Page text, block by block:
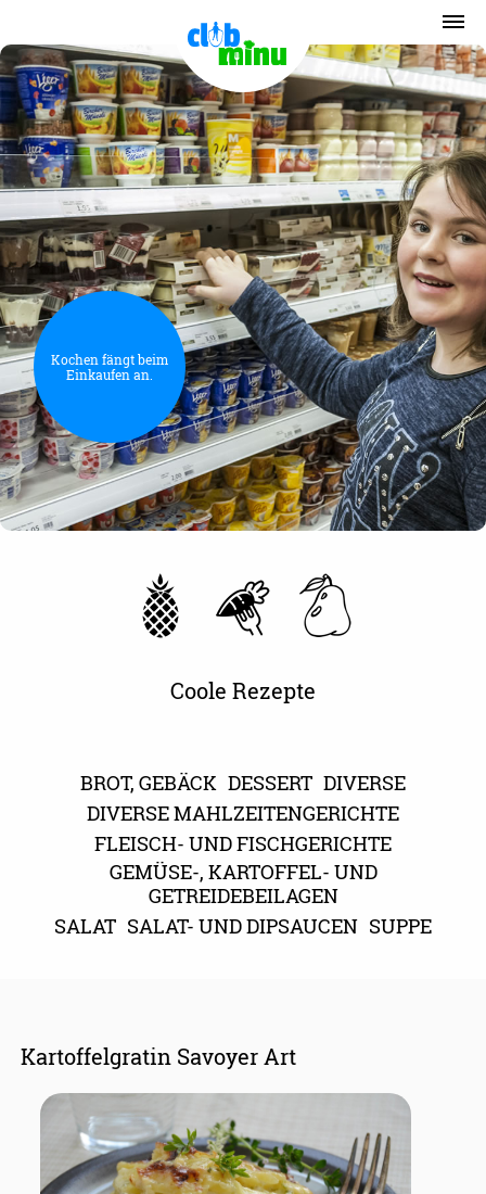
Kochen fängt beim
Einkaufen an.
Coole Rezepte
BROT, GEBÄCK DESSERT DIVERSE
DIVERSE MAHLZEITENGERICHTE
FLEISCH- UND FISCHGERICHTE
GEMÜSE-, KARTOFFEL- UND
GETREIDEBEILAGEN
SALAT SALAT- UND DIPSAUCEN SUPPE
Kartoffelgratin Savoyer Art